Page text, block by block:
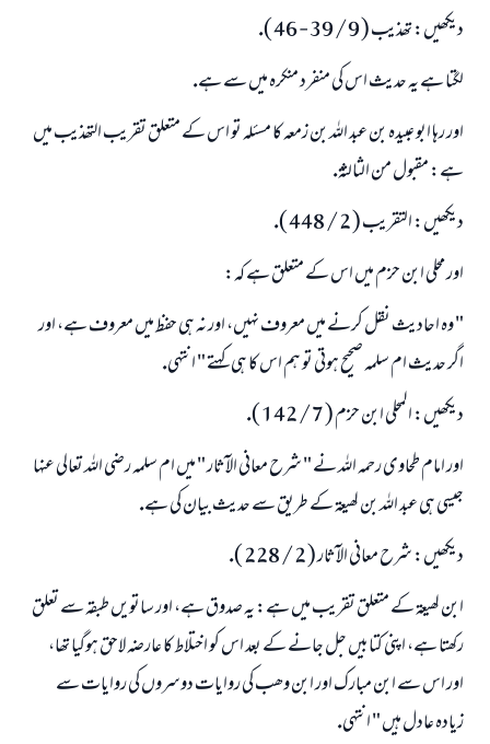
ديكھيں: تھذيب ( 9 / 39 - 46 ).
لگتا ہے يہ حديث اس كى منفرد منكرہ ميں سے ہے.
اور رہا ابو عبيدہ بن عبد اللہ بن زمعہ كا مسئلہ تو اس كے متعلق تقريب التھذيب ميں
ہے: مقبول من الثالثۃ.
ديكھيں: التقريب ( 2 / 448 ).
اور محلى ابن حزم ميں اس كے متعلق ہے كہ:
" وہ احاديث نقل كرنے ميں معروف نہيں، اور نہ ہى حفظ ميں معروف ہے، اور
اگر حديث ام سلمہ صحيح ہوتى تو ہم اس كا ہى كہتے " انتہى.
ديكھيں: المحلى ابن حزم ( 7 / 142 ).
اور امام طحاوى رحمہ اللہ نے " شرح معانى الآثار " ميں ام سلمہ رضى اللہ تعالى عنہا
جيسى ہى عبد اللہ بن لھيعۃ كے طريق سے حديث بيان كى ہے.
ديكھيں: شرح معانى الآثار ( 2 / 228 ).
ابن لھيعۃ كے متعلق تقريب ميں ہے: يہ صدوق ہے، اور ساتويں طبقہ سے تعلق
ركھتا ہے، اپنى كتابيں جل جانے كے بعد اس كو اختلاط كا عارضہ لاحق ہوگيا تھا،
اور اس سے ابن مبارك اور ابن وھب كى روايات دوسروں كى روايات سے
زيادہ عادل ہيں " انتہى.